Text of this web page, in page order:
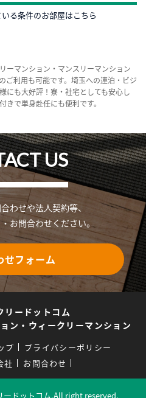
る条件のお部屋はこちら
ーマンション・マンスリーマンション
ご利用も可能です。埼玉への連泊・ビジ
にも大好評！寮・社宅としても安心し
きで単身赴任にも便利です。
US
わせや法人契約等、
お問合わせください。
せフォーム
リードットコム
ン・ウィークリーマンション
プ
プライバシーポリシー
社
お問合わせ
ドットコム.All right reserved.